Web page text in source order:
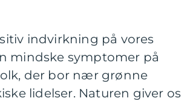
indvirkning på vores
mindske symptomer på
der bor nær grønne
lidelser. Naturen giver os